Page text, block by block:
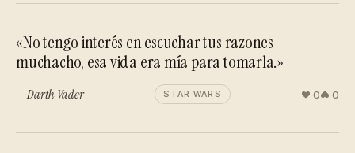
«No tengo interés en escuchar tus razones
muchacho, esa vida era mía para tomarla.»
— Darth Vader STAR WARS 0 0